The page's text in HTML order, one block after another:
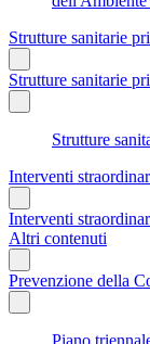
Strutture sanitarie
Strutture sanitarie
Strutture
Interventi
Interventi
Altri contenuti
Prevenzione della
Piano